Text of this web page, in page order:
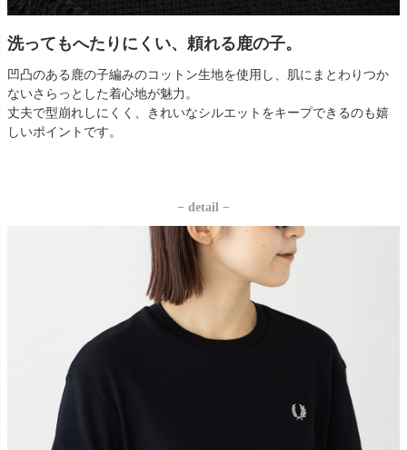
洗ってもへたりにくい、頼れる鹿の子。
凹凸のある鹿の子編みのコットン生地を使用し、肌にまとわりつか
ないさらっとした着心地が魅力。
丈夫で型崩れしにくく、きれいなシルエットをキープできるのも嬉
しいポイントです。
− detail −